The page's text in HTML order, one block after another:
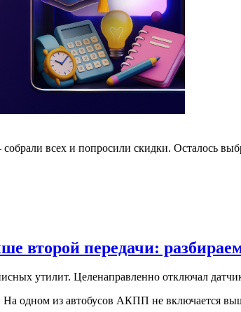
всех и попросили скидки. Осталось
второй передачи:
утилит. Целенаправленно отключал
одном из автобусов АКПП не включается